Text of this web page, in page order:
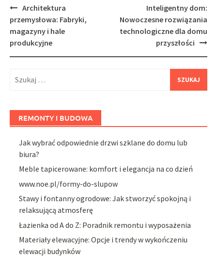
Post
navigation
Architektura
przemysłowa: Fabryki,
magazyny i hale
produkcyjne
Inteligentny dom:
Nowoczesne rozwiązania
technologiczne dla domu
przyszłości
REMONTY I BUDOWA
Jak wybrać odpowiednie drzwi szklane do domu lub
biura?
Meble tapicerowane: komfort i elegancja na co dzień
www.noe.pl/formy-do-slupow
Stawy i fontanny ogrodowe: Jak stworzyć spokojną i
relaksującą atmosferę
Łazienka od A do Z: Poradnik remontu i wyposażenia
Materiały elewacyjne: Opcje i trendy w wykończeniu
elewacji budynków